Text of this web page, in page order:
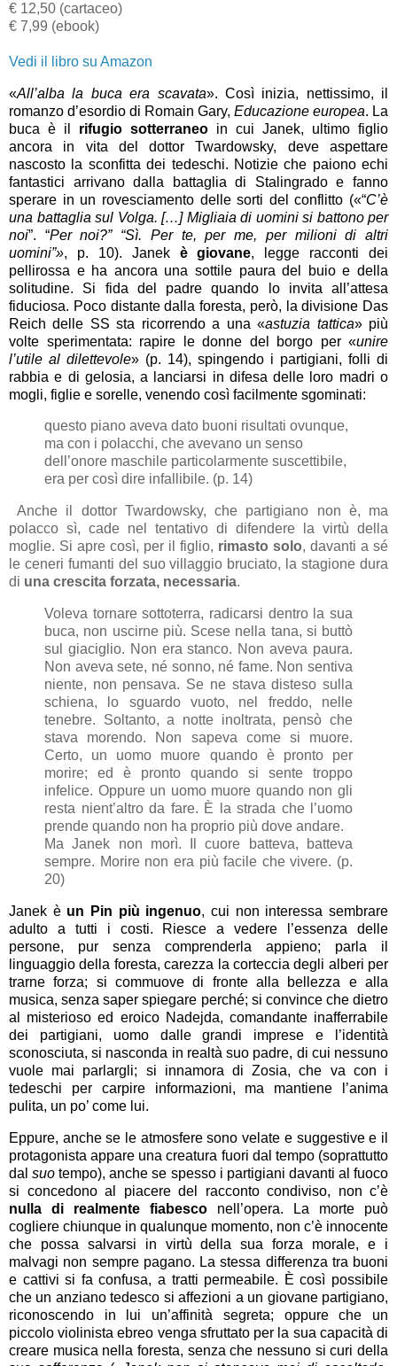
€ 12,50 (cartaceo)
€ 7,99 (ebook)
Vedi il libro su Amazon
«All’alba la buca era scavata». Così inizia, nettissimo, il
romanzo d’esordio di Romain Gary, Educazione europea. La
buca è il rifugio sotterraneo in cui Janek, ultimo figlio
ancora in vita del dottor Twardowsky, deve aspettare
nascosto la sconfitta dei tedeschi. Notizie che paiono echi
fantastici arrivano dalla battaglia di Stalingrado e fanno
sperare in un rovesciamento delle sorti del conflitto («“C’è
una battaglia sul Volga. […] Migliaia di uomini si battono per
noi”. “Per noi?” “Sì. Per te, per me, per milioni di altri
uomini”», p. 10). Janek è giovane, legge racconti dei
pellirossa e ha ancora una sottile paura del buio e della
solitudine. Si fida del padre quando lo invita all’attesa
fiduciosa. Poco distante dalla foresta, però, la divisione Das
Reich delle SS sta ricorrendo a una «astuzia tattica» più
volte sperimentata: rapire le donne del borgo per «unire
l’utile al dilettevole» (p. 14), spingendo i partigiani, folli di
rabbia e di gelosia, a lanciarsi in difesa delle loro madri o
mogli, figlie e sorelle, venendo così facilmente sgominati:
questo piano aveva dato buoni risultati ovunque,
ma con i polacchi, che avevano un senso
dell’onore maschile particolarmente suscettibile,
era per così dire infallibile. (p. 14)
Anche il dottor Twardowsky, che partigiano non è, ma
polacco sì, cade nel tentativo di difendere la virtù della
moglie. Si apre così, per il figlio, rimasto solo, davanti a sé
le ceneri fumanti del suo villaggio bruciato, la stagione dura
di una crescita forzata, necessaria.
Voleva tornare sottoterra, radicarsi dentro la sua
buca, non uscirne più. Scese nella tana, si buttò
sul giaciglio. Non era stanco. Non aveva paura.
Non aveva sete, né sonno, né fame. Non sentiva
niente, non pensava. Se ne stava disteso sulla
schiena, lo sguardo vuoto, nel freddo, nelle
tenebre. Soltanto, a notte inoltrata, pensò che
stava morendo. Non sapeva come si muore.
Certo, un uomo muore quando è pronto per
morire; ed è pronto quando si sente troppo
infelice. Oppure un uomo muore quando non gli
resta nient’altro da fare. È la strada che l’uomo
prende quando non ha proprio più dove andare.
Ma Janek non morì. Il cuore batteva, batteva
sempre. Morire non era più facile che vivere. (p.
20)
Janek è un Pin più ingenuo, cui non interessa sembrare
adulto a tutti i costi. Riesce a vedere l’essenza delle
persone, pur senza comprenderla appieno; parla il
linguaggio della foresta, carezza la corteccia degli alberi per
trarne forza; si commuove di fronte alla bellezza e alla
musica, senza saper spiegare perché; si convince che dietro
al misterioso ed eroico Nadejda, comandante inafferrabile
dei partigiani, uomo dalle grandi imprese e l’identità
sconosciuta, si nasconda in realtà suo padre, di cui nessuno
vuole mai parlargli; si innamora di Zosia, che va con i
tedeschi per carpire informazioni, ma mantiene l’anima
pulita, un po’ come lui.
Eppure, anche se le atmosfere sono velate e suggestive e il
protagonista appare una creatura fuori dal tempo (soprattutto
dalsuo tempo), anche se spesso i partigiani davanti al fuoco
si concedono al piacere del racconto condiviso, non c’è
nulla di realmente fiabesco nell’opera. La morte può
cogliere chiunque in qualunque momento, non c’è innocente
che possa salvarsi in virtù della sua forza morale, e i
malvagi non sempre pagano. La stessa differenza tra buoni
e cattivi si fa confusa, a tratti permeabile. È così possibile
che un anziano tedesco si affezioni a un giovane partigiano,
riconoscendo in lui un’affinità segreta; oppure che un
piccolo violinista ebreo venga sfruttato per la sua capacità di
creare musica nella foresta, senza che nessuno si curi della